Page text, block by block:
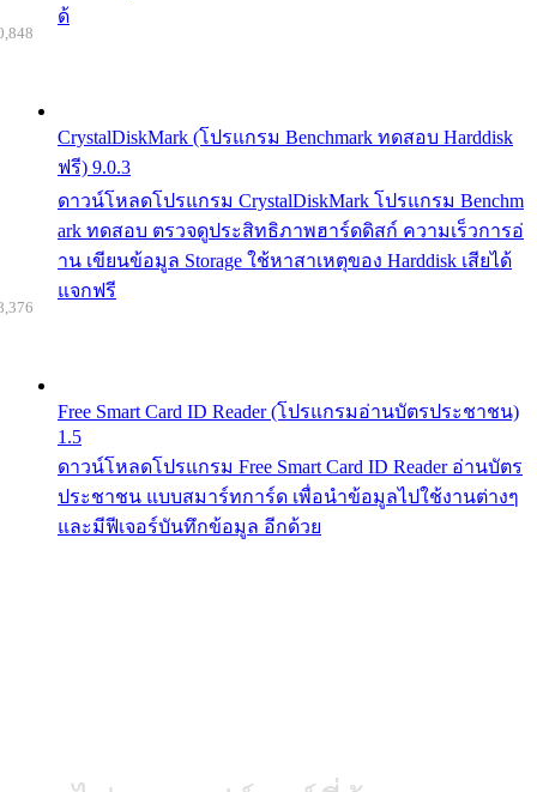
ด้
CrystalDiskMark (โปรแกรม Benchmark ทดสอบ Harddisk
ฟรี) 9.0.3
ดาวน์โหลดโปรแกรม CrystalDiskMark โปรแกรม Benchm
ark ทดสอบ ตรวจดูประสิทธิภาพฮาร์ดดิสก์ ความเร็วการอ่
าน เขียนข้อมูล Storage ใช้หาสาเหตุของ Harddisk เสียได้
แจกฟรี
Free Smart Card ID Reader (โปรแกรมอ่านบัตรประชาชน)
1.5
ดาวน์โหลดโปรแกรม Free Smart Card ID Reader อ่านบัตร
ประชาชน แบบสมาร์ทการ์ด เพื่อนำข้อมูลไปใช้งานต่างๆ
และมีฟีเจอร์บันทึกข้อมูล อีกด้วย